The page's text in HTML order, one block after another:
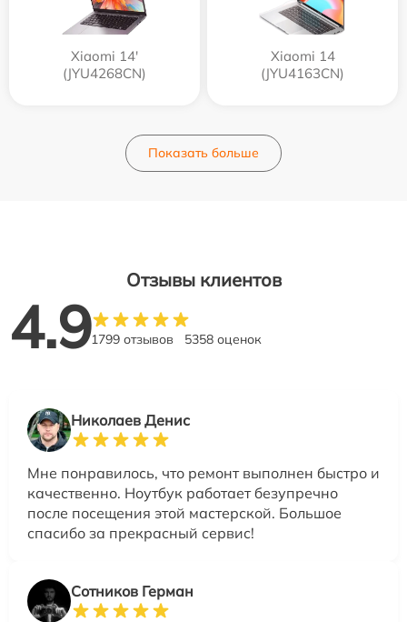
Xiaomi 14'
(JYU4268CN)
Xiaomi 14
(JYU4163CN)
Показать больше
Отзывы клиентов
4.91799 отзывов 5358 оценок
Николаев Денис
Мне понравилось, что ремонт выполнен быстро и
качественно. Ноутбук работает безупречно
после посещения этой мастерской. Большое
спасибо за прекрасный сервис!
Сотников Герман